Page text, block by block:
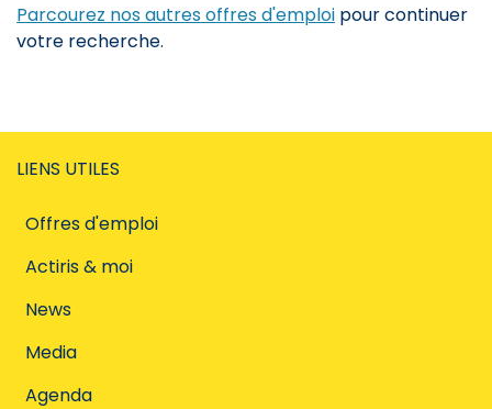
Parcourez nos autres offres d'emploi pour continuer
votre recherche.
LIENS UTILES
Offres d'emploi
Actiris & moi
News
Media
Agenda